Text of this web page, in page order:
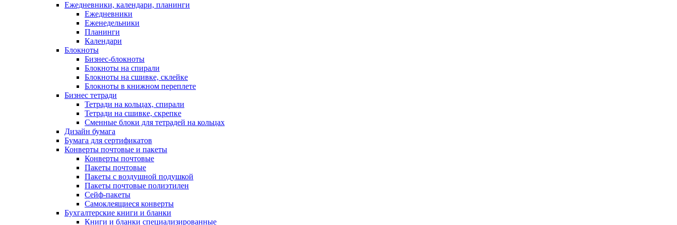
Ежедневники, календари, планинги
Ежедневники
Еженедельники
Планинги
Календари
Блокноты
Бизнес-блокноты
Блокноты на спирали
Блокноты на сшивке, склейке
Блокноты в книжном переплете
Бизнес тетради
Тетради на кольцах, спирали
Тетради на сшивке, скрепке
Сменные блоки для тетрадей на кольцах
Дизайн бумага
Бумага для сертификатов
Конверты почтовые и пакеты
Конверты почтовые
Пакеты почтовые
Пакеты с воздушной подушкой
Пакеты почтовые полиэтилен
Сейф-пакеты
Самоклеящиеся конверты
Бухгалтерские книги и бланки
Книги и бланки специализированные